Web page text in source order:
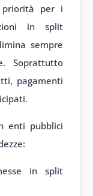
priorità per i
in split
sempre
Soprattutto
pagamenti
enti pubblici
in split